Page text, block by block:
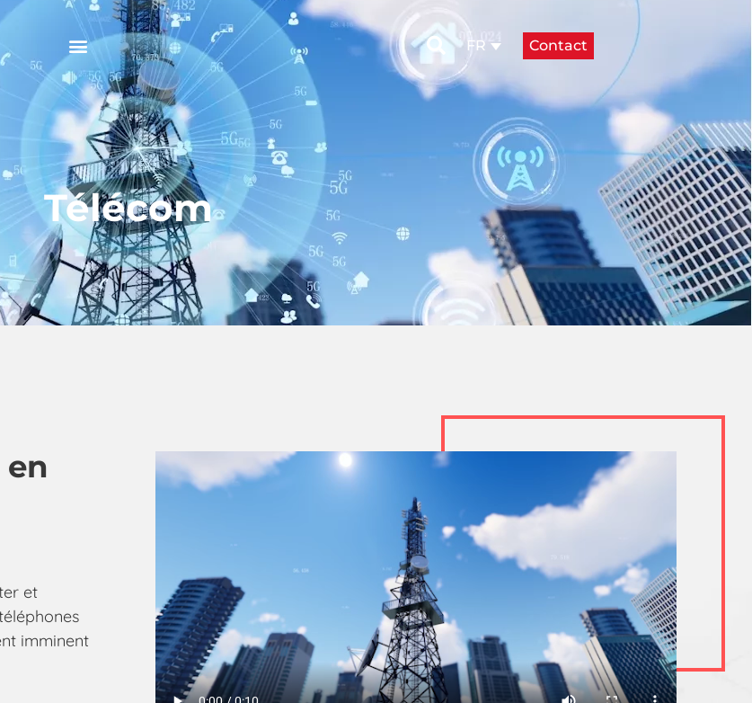
FR Contact
Télécom
et
imminent